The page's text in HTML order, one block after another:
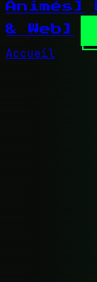
Animés]
& Web]
Accueil